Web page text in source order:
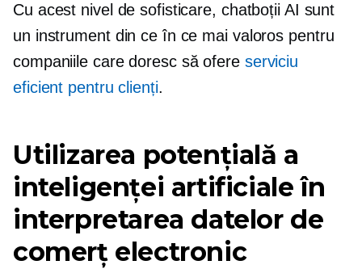
Cu acest nivel de sofisticare, chatboții AI sunt
un instrument din ce în ce mai valoros pentru
companiile care doresc să ofere serviciu
eficient pentru clienți.
Utilizarea potențială a
inteligenței artificiale în
interpretarea datelor de
comerț electronic